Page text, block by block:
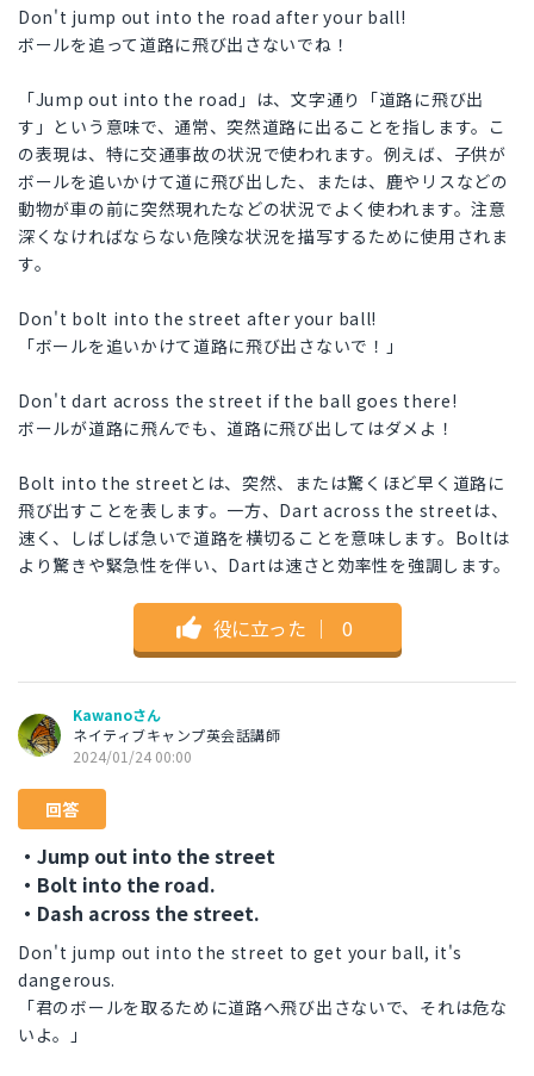
Don't jump out into the road after your ball!
ボールを追って道路に飛び出さないでね！
「Jump out into the road」は、文字通り「道路に飛び出
す」という意味で、通常、突然道路に出ることを指します。こ
の表現は、特に交通事故の状況で使われます。例えば、子供が
ボールを追いかけて道に飛び出した、または、鹿やリスなどの
動物が車の前に突然現れたなどの状況でよく使われます。注意
深くなければならない危険な状況を描写するために使用されま
す。
Don't bolt into the street after your ball!
「ボールを追いかけて道路に飛び出さないで！」
Don't dart across the street if the ball goes there!
ボールが道路に飛んでも、道路に飛び出してはダメよ！
Bolt into the streetとは、突然、または驚くほど早く道路に
飛び出すことを表します。一方、Dart across the streetは、
速く、しばしば急いで道路を横切ることを意味します。Boltは
より驚きや緊急性を伴い、Dartは速さと効率性を強調します。
役に立った ｜ 0
Kawanoさん
ネイティブキャンプ英会話講師
2024/01/24 00:00
回答
・Jump out into the street
・Bolt into the road.
・Dash across the street.
Don't jump out into the street to get your ball, it's
dangerous.
「君のボールを取るために道路へ飛び出さないで、それは危な
いよ。」